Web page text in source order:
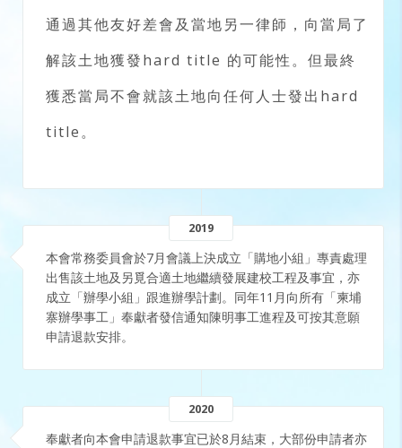
通過其他友好差會及當地另一律師，向當局了
解該土地獲發hard title 的可能性。但最終
獲悉當局不會就該土地向任何人士發出hard
title。
2019
本會常務委員會於7月會議上決成立「購地小組」專責處理
出售該土地及另覓合適土地繼續發展建校工程及事宜，亦
成立「辦學小組」跟進辦學計劃。同年11月向所有「柬埔
寨辦學事工」奉獻者發信通知陳明事工進程及可按其意願
申請退款安排。
2020
奉獻者向本會申請退款事宜已於8月結束，大部份申請者亦